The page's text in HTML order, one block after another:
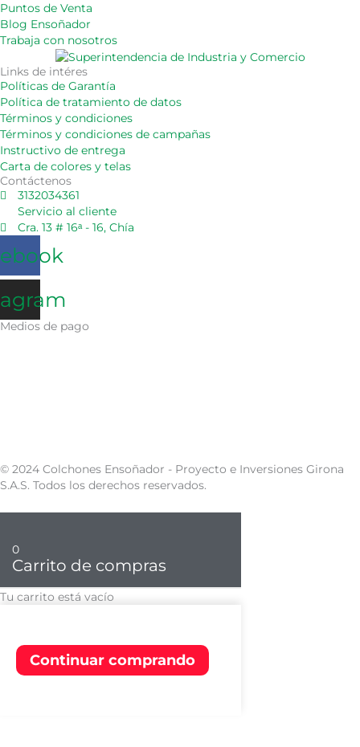
Puntos de Venta
Blog Ensoñador
Trabaja con nosotros
Links de intéres
Políticas de Garantía
Política de tratamiento de datos
Términos y condiciones
Términos y condiciones de campañas
Instructivo de entrega
Carta de colores y telas
Contáctenos
3132034361
Servicio al cliente
Cra. 13 # 16ᵃ - 16, Chía
Medios de pago
© 2024 Colchones Ensoñador - Proyecto e Inversiones Girona
S.A.S. Todos los derechos reservados.
0
Carrito de compras
Tu carrito está vacío
Continuar comprando